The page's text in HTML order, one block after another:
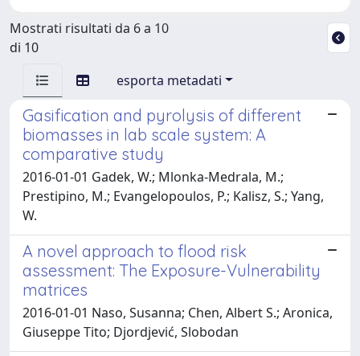
Mostrati risultati da 6 a 10
di 10
esporta metadati
Gasification and pyrolysis of different
biomasses in lab scale system: A
comparative study
2016-01-01 Gadek, W.; Mlonka-Medrala, M.;
Prestipino, M.; Evangelopoulos, P.; Kalisz, S.; Yang,
W.
A novel approach to flood risk
assessment: The Exposure-Vulnerability
matrices
2016-01-01 Naso, Susanna; Chen, Albert S.; Aronica,
Giuseppe Tito; Djordjević, Slobodan